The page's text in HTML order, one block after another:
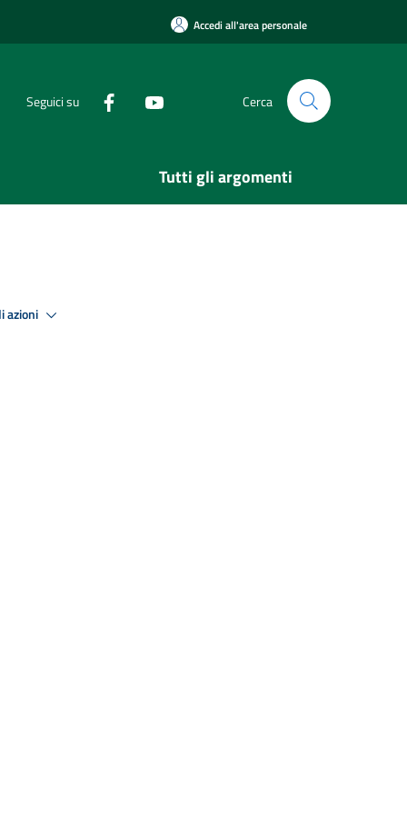
Accedi all'area personale
Seguici su Cerca
Tutti gli argomenti
azioni